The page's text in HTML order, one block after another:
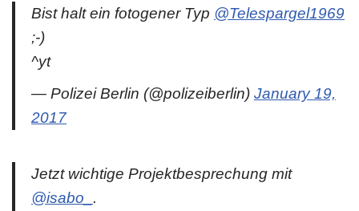
Bist halt ein fotogener Typ @Telespargel1969
;-)
^yt
— Polizei Berlin (@polizeiberlin) January 19,
2017
Jetzt wichtige Projektbesprechung mit
@isabo_ .